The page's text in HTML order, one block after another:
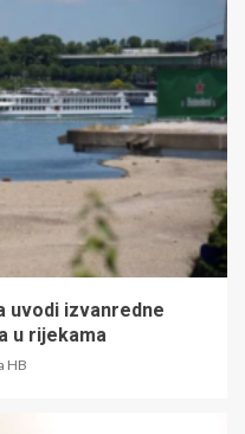
uvodi izvanredne
u rijekama
HB